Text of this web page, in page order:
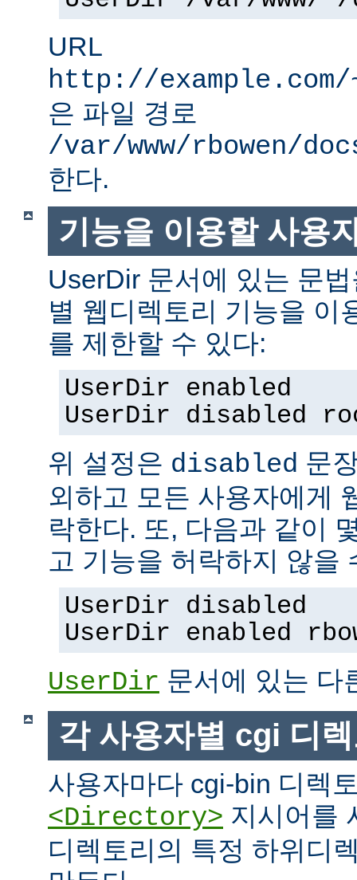
URL
http://
은 파일 경로
/var/www/rbowen/
한다.
기능을 이용할 사용
UserDir 문서에 있는 문
별 웹디렉토리 기능을 이
를 제한할 수 있다:
UserDir enabled
UserDir disabled
위 설정은 disabled 문
외하고 모든 사용자에게
락한다. 또, 다음과 같이
고 기능을 허락하지 않을
UserDir disabled
UserDir enabled
UserDir 문서에 있는 다
각 사용자별 cgi 디
사용자마다 cgi-bin 디렉
<Directory> 지시어를
디렉토리의 특정 하위디